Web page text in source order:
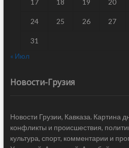
24 25 26 27
31
« Июл
Новости-Грузия
Новости Грузии, Кавказа. Картина
конфликты и происшествия,
культура, спорт, комментарии и